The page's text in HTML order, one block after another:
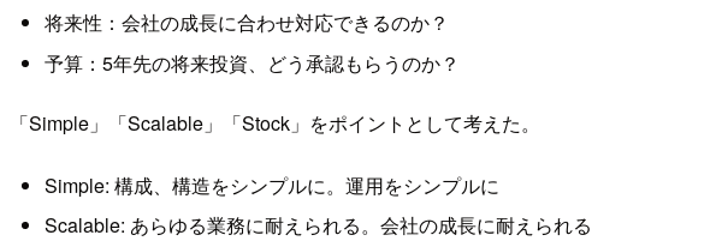
将来性：会社の成長に合わせ対応できるのか？
予算：5年先の将来投資、どう承認もらうのか？
「Simple」「Scalable」「Stock」をポイントとして考えた。
Simple: 構成、構造をシンプルに。運用をシンプルに
Scalable: あらゆる業務に耐えられる。会社の成長に耐えられる